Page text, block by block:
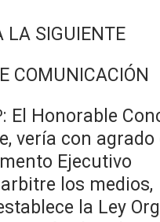
LA SIGUIENTE
COMUNICACIÓN
El Honorable
vería con agrado
Ejecutivo
los medios,
la Ley